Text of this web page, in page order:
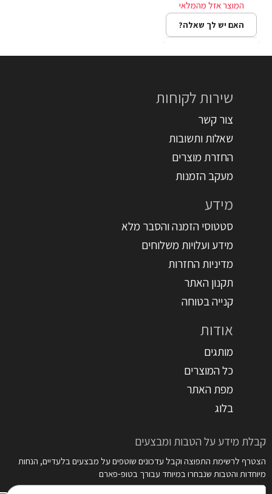
האם יש לך שאלה?
שירות לקוחות
צור קשר
שאלות ותשובות
החזרת מוצרים
מעקב הזמנות
מידע
סטטוסי הזמנה והסבר מלא
מידע ועלויות משלוחים
מדיניות החזרות
תקנון האתר
קנייה בטוחה
אודות
מותגים
כל המוצרים
מפת האתר
בלוג
קבלת מידע על הטבות ומבצעים
הצטרף לרשימת התפוצה וקבל עדכונים שוטפים על מבצעים בלעדיים, הנחות
מיוחדות והטבות שנבחרו במיוחד עבורך בטופ-פארם